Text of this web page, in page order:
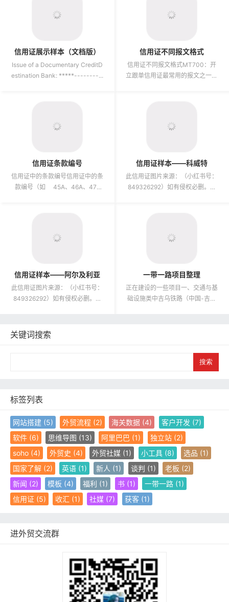
信用证展示样本（文档版）
Issue of a Documentary CreditD
estination Bank: *****--------...
信用证不同报文格式
信用证不同报文格式MT700：开
立跟单信用证最常用的报文之一，
信用证条款编号
信用证中的条款编号信用证中的条
款编号（如 45A、46A、47A
信用证样本——科威特
此信用证图片来源：（小红书号：
849326292）如有侵权必删。非
信用证样本——阿尔及利亚
此信用证图片来源：（小红书号：
849326292）如有侵权必删。非
一带一路项目整理
正在建设的一些项目一、交通与基
础设施类中吉乌铁路（中国-吉尔
关键词搜索
标签列表
网站搭建(5) 外贸流程 (2) 海关数据 (4) 客户开发 (7)
软件(6) 思维导图 (13) 阿里巴巴 (1) 独立站(2)
soho(4) 外贸史 (4) 外贸社媒 (1) 小工具(8) 选品 (1)
国家了解(2) 英语 (1) 新人 (1) 谈判 (1) 老板 (2)
新闻 (2) 模板 (4) 福利 (1) 书(1) 一带一路(1)
信用证(5) 收汇 (1) 社媒 (7) 获客(1)
进外贸交流群